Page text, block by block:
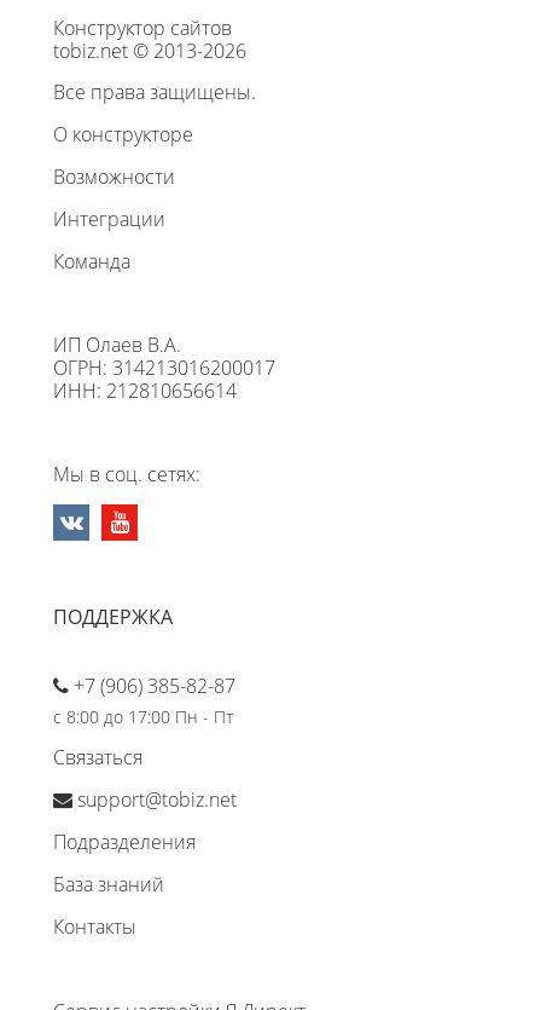
Конструктор сайтов
tobiz.net © 2013-2026
Все права защищены.
О конструкторе
Возможности
Интеграции
Команда
ИП Олаев В.А.
ОГРН: 314213016200017
ИНН: 212810656614
Мы в соц. сетях:
ПОДДЕРЖКА
+7 (906) 385-82-87
с 8:00 до 17:00 Пн - Пт
Связаться
support@tobiz.net
Подразделения
База знаний
Контакты